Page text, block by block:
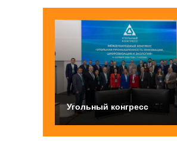
Угольный конгресс